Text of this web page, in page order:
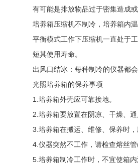
有可能是排放物品过于密集造成
培养箱压缩机不制冷，培养箱内
平衡模式工作下压缩机一直处于
短其使用寿命。
出风口结冰：每种制冷的仪器都
光照培养箱的保养事项
1.培养箱外壳应可靠接地。
2.培养箱要放置在阴凉、干燥、
3.培养箱在搬运、维修、保养时
4.仪器突然不工作，请检查熔丝
5.培养箱制冷工作时，不宜使箱